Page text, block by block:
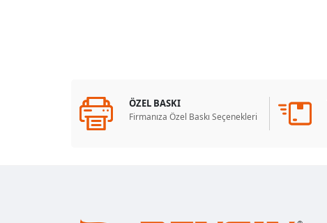
ÖZEL BASKI
Firmanıza Özel Baskı Seçenekleri